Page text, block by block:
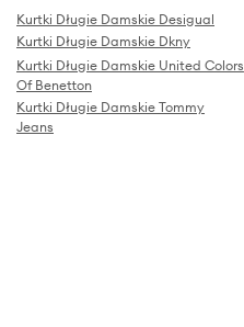
Kurtki Długie Damskie Desigual
Kurtki Długie Damskie Dkny
Kurtki Długie Damskie United Colors
Of Benetton
Kurtki Długie Damskie Tommy
Jeans